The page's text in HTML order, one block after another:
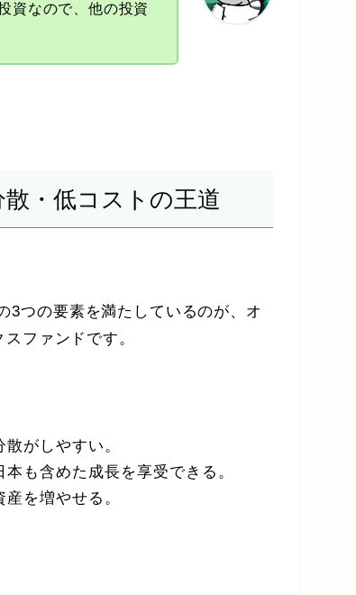
資なので、他の投資
・低コストの王道
3つの要素を満たしているのが、オ
ファンドです。
がしやすい。
も含めた成長を享受できる。
を増やせる。